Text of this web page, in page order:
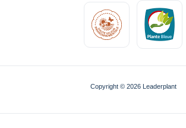
Copyright © 2026 Leaderplant